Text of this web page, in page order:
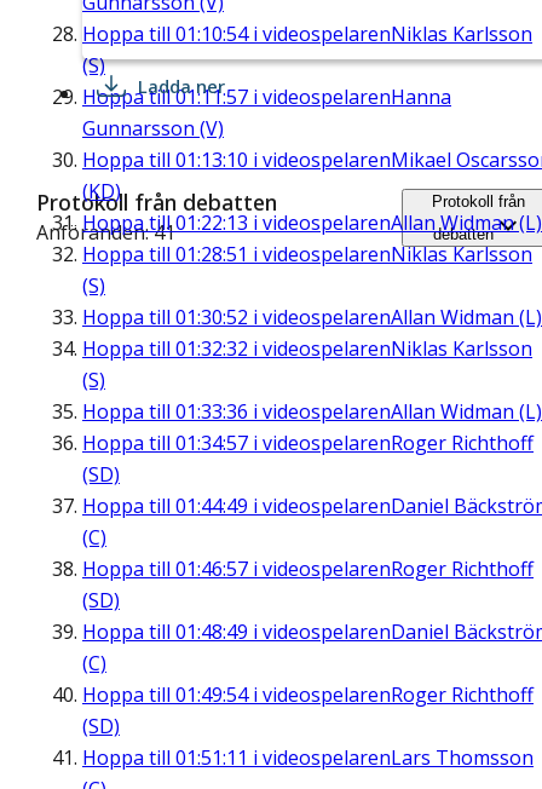
Hoppa till 01:10:54i videospelarenNiklas Karlsson
(S)
Hoppa till01:11:57 i videospelarenHanna
Gunnarsson (V)
Hoppa till 01:13:10 i videospelarenMikael
(KD)
Hoppa till01:22:13 i videospelarenAllan Widman (L)
Hoppa till 01:28:51 i videospelarenNiklas Karlsson
(S)
Hoppa till 01:30:52 i videospelarenAllan Widman (L)
Hoppa till 01:32:32 i videospelarenNiklas Karlsson
(S)
Hoppa till 01:33:36 i videospelarenAllan Widman (L)
Hoppa till 01:34:57 i videospelarenRoger Richthoff
(SD)
Hoppa till 01:44:49 i videospelarenDaniel
(C)
Hoppa till 01:46:57 i videospelarenRoger Richthoff
(SD)
Hoppa till 01:48:49 i videospelarenDaniel
(C)
Hoppa till 01:49:54i videospelarenRoger Richthoff
(SD)
Hoppa till 01:51:11 i videospelarenLars Thomsson
Ladda ner
Protokoll från debatten
Anföranden: 41
Protokoll från
debatten